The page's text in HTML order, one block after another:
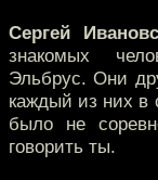
Сергей
знакомых
Эльбрус. Они
каждый из них в
было не
говорить ты.